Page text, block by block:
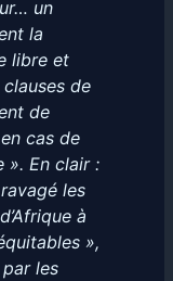
un
la
libre et
de
de
cas de
». En clair :
les
à
»,
les